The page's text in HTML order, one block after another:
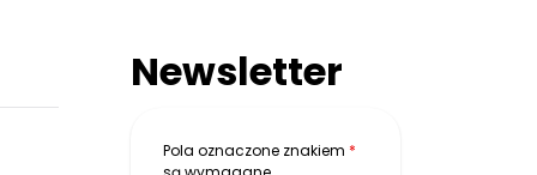
Newsletter
Pola oznaczone znakiem *